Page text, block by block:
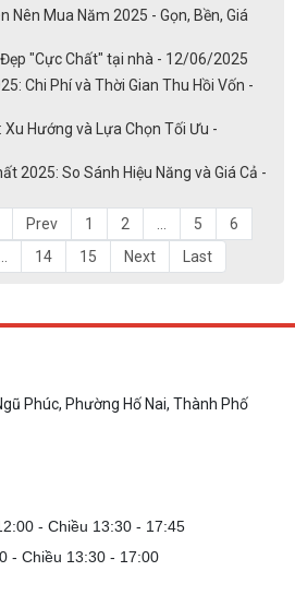
Nên Mua Năm 2025 - Gọn, Bền, Giá
"Cực Chất" tại nhà - 12/06/2025
Chi Phí và Thời Gian Thu Hồi Vốn -
Hướng và Lựa Chọn Tối Ưu -
2025: So Sánh Hiệu Năng và Giá Cả -
Prev 1 2 5
6
14 15 Next Last
Phúc, Phường Hố Nai, Thành Phố
- Chiều 13:30 - 17:45
- Chiều 13:30 - 17:00